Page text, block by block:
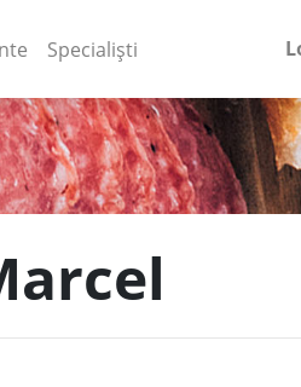
Specialiști